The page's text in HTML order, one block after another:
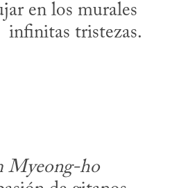
en los murales
​	infinitas tristezas.
Myeong-ho